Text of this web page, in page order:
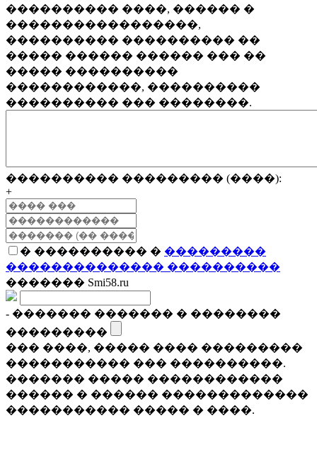
���������� ����, ������ �
�����������������,
���������� ���������� ��
����� ������ ������ ��� ��
����� ����������
������������, ����������
���������� ��� ��������.
���������� ��������� (����):
+
� ���������� � ���������
�������������� ����������
������� Smi58.ru
- ������� ������� � ��������
���������
��� ����, ����� ���� ���������
����������� ��� ����������.
������� ����� ������������
������ � ������ �������������
����������� ����� � ����.